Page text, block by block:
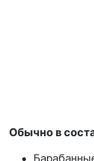
Обычно в